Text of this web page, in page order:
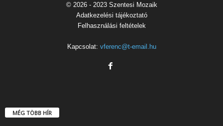
© 2026 - 2023 Szentesi Mozaik
Adatkezelési tájékoztató
Felhasználási feltételek
Kapcsolat: vferenc@t-email.hu
MÉG TÖBB HÍR